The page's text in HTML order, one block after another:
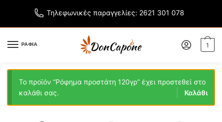
Τηλεφωνικές παραγγελίες: 2621 301 078
ΡΑΦΙΑ 1
Το προϊόν “Ρόφημα προστάτη 120γρ” έχει προστεθεί στο
καλάθι σας.
Καλάθι